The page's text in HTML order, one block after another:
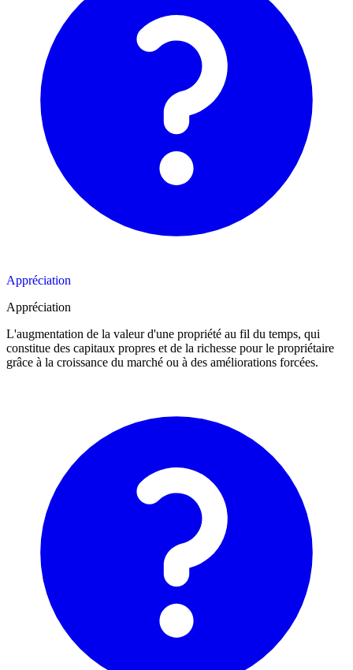
Appréciation
Appréciation
L'augmentation de la valeur d'une propriété au fil du temps, qui
constitue des capitaux propres et de la richesse pour le propriétaire
grâce à la croissance du marché ou à des améliorations forcées.